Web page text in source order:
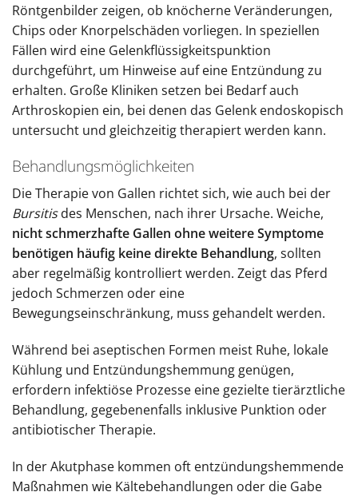
Röntgenbilder zeigen, ob knöcherne Veränderungen,
Chips oder Knorpelschäden vorliegen. In speziellen
Fällen wird eine Gelenkflüssigkeitspunktion
durchgeführt, um Hinweise auf eine Entzündung zu
erhalten. Große Kliniken setzen bei Bedarf auch
Arthroskopien ein, bei denen das Gelenk endoskopisch
untersucht und gleichzeitig therapiert werden kann.
Behandlungsmöglichkeiten
Die Therapie von Gallen richtet sich, wie auch bei der
Bursitisdes Menschen, nach ihrer Ursache. Weiche,
nicht schmerzhafte Gallen ohne weitere Symptome
benötigen häufig keine direkte Behandlung, sollten
aber regelmäßig kontrolliert werden. Zeigt das Pferd
jedoch Schmerzen oder eine
Bewegungseinschränkung, muss gehandelt werden.
Während bei aseptischen Formen meist Ruhe, lokale
Kühlung und Entzündungshemmung genügen,
erfordern infektiöse Prozesse eine gezielte tierärztliche
Behandlung, gegebenenfalls inklusive Punktion oder
antibiotischer Therapie.
In der Akutphase kommen oft entzündungshemmende
Maßnahmen wie Kältebehandlungen oder die Gabe